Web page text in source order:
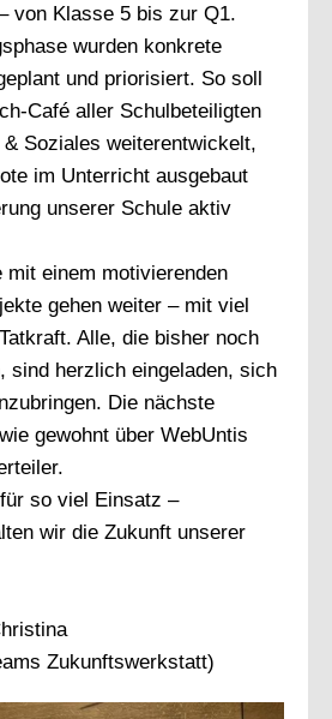
von Klasse 5 bis zur Q1.
wurden konkrete
und priorisiert. So soll
Café aller Schulbeteiligten
Soziales weiterentwickelt,
im Unterricht ausgebaut
unserer Schule aktiv
mit einem motivierenden
gehen weiter – mit viel
Alle, die bisher noch
sind herzlich eingeladen, sich
Die nächste
gewohnt über WebUntis
so viel Einsatz –
wir die Zukunft unserer
Zukunftswerkstatt)